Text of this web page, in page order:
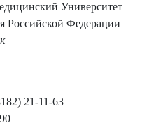
Университет
Российской Федерации
21-11-63